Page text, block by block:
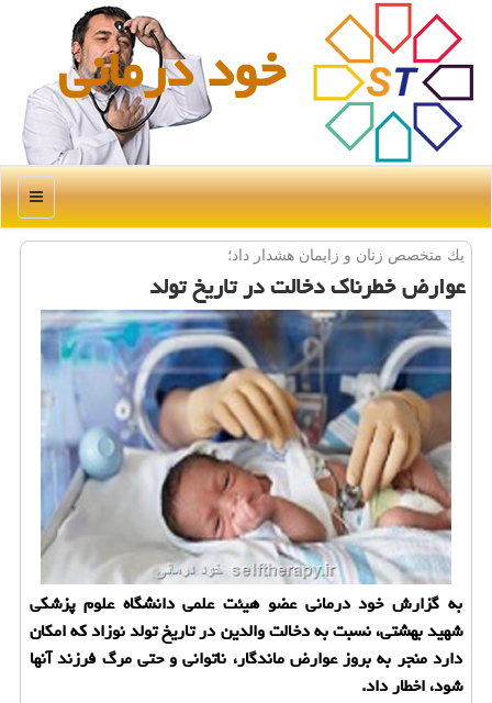
خود درمانی
منو
یك متخصص زنان و زایمان هشدار داد؛
عوارض خطرناك دخالت در تاریخ تولد
به گزارش خود درمانی عضو هیئت علمی دانشگاه علوم پزشكی
شهید بهشتی، نسبت به دخالت والدین در تاریخ تولد نوزاد كه امكان
دارد منجر به بروز عوارض ماندگار، ناتوانی و حتی مرگ فرزند آنها
شود، اخطار داد.